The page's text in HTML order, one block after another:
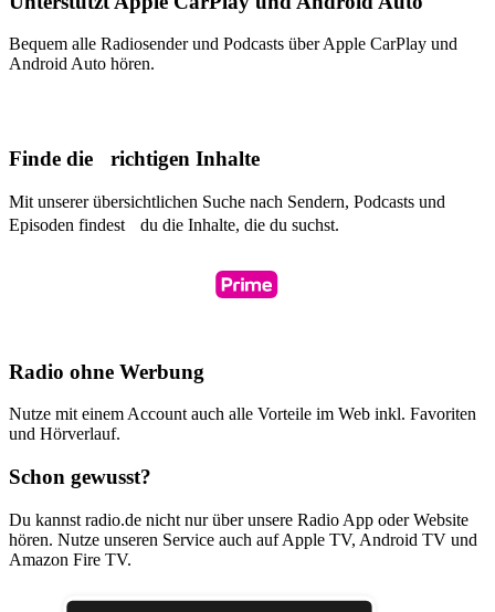
Bequem alle Radiosender und Podcasts über Apple CarPlay und
Android Auto hören.
Finde die richtigen Inhalte
Mit unserer übersichtlichen Suche nach Sendern, Podcasts und
Episoden findest du die Inhalte, die du suchst.
Radio ohne Werbung
Nutze mit einem Account auch alle Vorteile im Web inkl. Favoriten
und Hörverlauf.
Schon gewusst?
Du kannst radio.de nicht nur über unsere Radio App oder Website
hören. Nutze unseren Service auch auf Apple TV, Android TV und
Amazon Fire TV.